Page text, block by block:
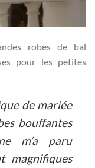
robes de bal
pour les petites
de mariée
bouffantes
m’a paru
magnifiques